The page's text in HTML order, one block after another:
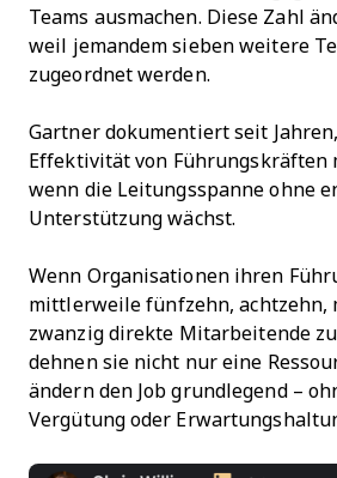
Teams ausmachen. Diese Zahl
weil jemandem sieben weitere
zugeordnet werden.
Gartner dokumentiert seit
Effektivität von Führungskräften
wenn die Leitungsspanne ohne
Unterstützung wächst.
Wenn Organisationen ihren
mittlerweile fünfzehn, achtzehn,
zwanzig direkte Mitarbeitende
dehnen sie nicht nur eine
ändern den Job grundlegend –
Vergütung oder